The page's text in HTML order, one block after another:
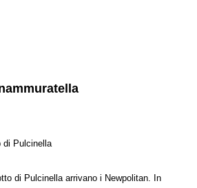
di Pulcinella
di Pulcinella arrivano i Newpolitan. In